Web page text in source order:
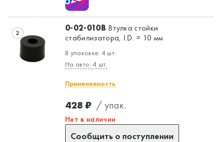
2 0-02-010B Втулка стойки
стабилизатора, I.D. = 10 мм
В упаковке: 4 шт.
На авто: 4 шт.
Применяемость
428 ₽ / упак.
Нет в наличии
Сообщить о поступлении